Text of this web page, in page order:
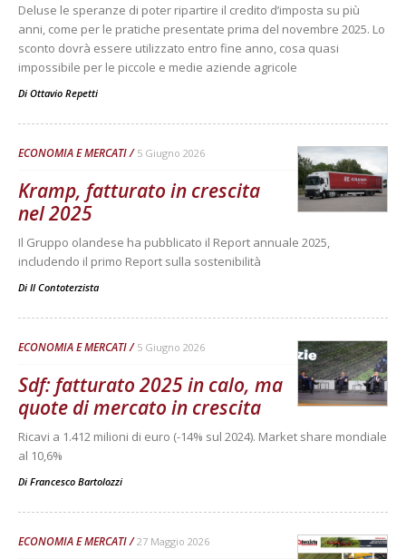
Deluse le speranze di poter ripartire il credito d’imposta su più
anni, come per le pratiche presentate prima del novembre 2025. Lo
sconto dovrà essere utilizzato entro fine anno, cosa quasi
impossibile per le piccole e medie aziende agricole
Di Ottavio Repetti
ECONOMIA E MERCATI 5 Giugno 2026
Kramp, fatturato in crescita
nel 2025
Il Gruppo olandese ha pubblicato il Report annuale 2025,
includendo il primo Report sulla sostenibilità
Di Il Contoterzista
ECONOMIA E MERCATI 5 Giugno 2026
Sdf: fatturato 2025 in calo, ma
quote di mercato in crescita
Ricavi a 1.412 milioni di euro (-14% sul 2024). Market share mondiale
al 10,6%
Di Francesco Bartolozzi
ECONOMIA E MERCATI 27 Maggio 2026